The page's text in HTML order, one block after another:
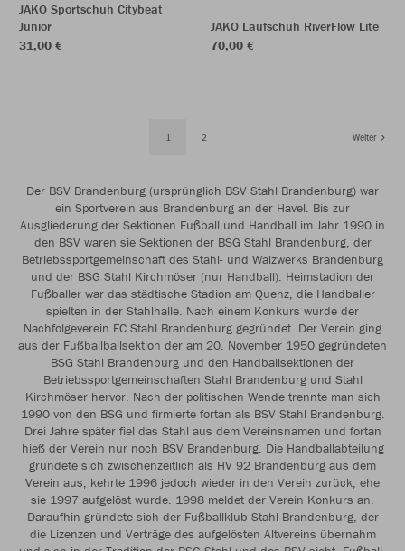
JAKO Sportschuh Citybeat
Junior
31,00 €
JAKO Laufschuh RiverFlow Lite
70,00 €
1 2 Weiter
Der BSV Brandenburg (ursprünglich BSV Stahl Brandenburg) war
ein Sportverein aus Brandenburg an der Havel. Bis zur
Ausgliederung der Sektionen Fußball und Handball im Jahr 1990 in
den BSV waren sie Sektionen der BSG Stahl Brandenburg, der
Betriebssportgemeinschaft des Stahl- und Walzwerks Brandenburg
und der BSG Stahl Kirchmöser (nur Handball). Heimstadion der
Fußballer war das städtische Stadion am Quenz, die Handballer
spielten in der Stahlhalle. Nach einem Konkurs wurde der
Nachfolgeverein FC Stahl Brandenburg gegründet. Der Verein ging
aus der Fußballballsektion der am 20. November 1950 gegründeten
BSG Stahl Brandenburg und den Handballsektionen der
Betriebssportgemeinschaften Stahl Brandenburg und Stahl
Kirchmöser hervor. Nach der politischen Wende trennte man sich
1990 von den BSG und firmierte fortan als BSV Stahl Brandenburg.
Drei Jahre später fiel das Stahl aus dem Vereinsnamen und fortan
hieß der Verein nur noch BSV Brandenburg. Die Handballabteilung
gründete sich zwischenzeitlich als HV 92 Brandenburg aus dem
Verein aus, kehrte 1996 jedoch wieder in den Verein zurück, ehe
sie 1997 aufgelöst wurde. 1998 meldet der Verein Konkurs an.
Daraufhin gründete sich der Fußballklub Stahl Brandenburg, der
die Lizenzen und Verträge des aufgelösten Altvereins übernahm